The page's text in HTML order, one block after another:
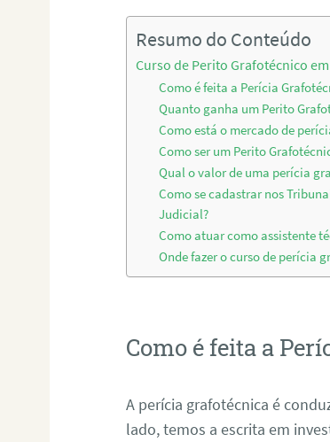
Resumo do Conteúdo
Curso de Perito Grafotécnico
Como é feita a Perícia
Quanto ganha um Perito
Como está o mercado de
Como ser um Perito
Qual o valor de uma perícia
Como se cadastrar nos
Judicial?
Como atuar como assistente
Onde fazer o curso de perícia
Como é feita a
A perícia grafotécnica é
lado, temos a escrita em